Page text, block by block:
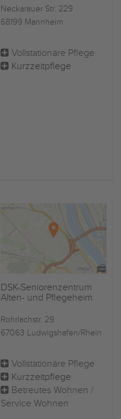
Neckarauer Str. 229
68199 Mannheim
Vollstationäre Pflege
Kurzzeitpflege
DSK-Seniorenzentrum
Alten- und Pflegeheim
Rohrlachstr. 29
67063 Ludwigshafen/Rhein
Vollstationäre Pflege
Kurzzeitpflege
Betreutes Wohnen /
Service Wohnen